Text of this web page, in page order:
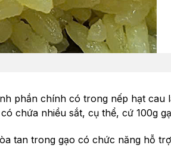
phần chính có trong nếp hạt
chứa nhiều sắt, cụ thể, cứ 100g
tan trong gạo có chức năng hỗ